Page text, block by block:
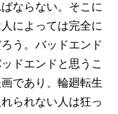
ならない。そこに
によっては完全に
う。バッドエンド
ドエンドと思うこ
であり、輪廻転生
られない人は狂っ